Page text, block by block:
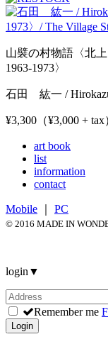
山襞の村物語〈北上
1963-1973〉
石田 紘一 /
¥3,300（¥3,000 + tax
art book
list
information
contact
Mobile PC
© 2016 MADE IN
login ▼
Remember me
Login